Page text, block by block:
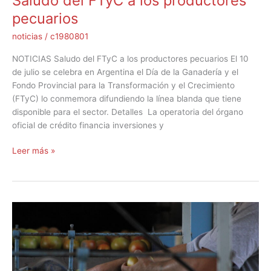
pecuarios
noticias / c1980801
NOTICIAS Saludo del FTyC a los productores pecuarios El 10
de julio se celebra en Argentina el Día de la Ganadería y el
Fondo Provincial para la Transformación y el Crecimiento
(FTyC) lo conmemora difundiendo la línea blanda que tiene
disponible para el sector. Detalles La operatoria del órgano
oficial de crédito financia inversiones y
Leer más »
con
la
agricultura